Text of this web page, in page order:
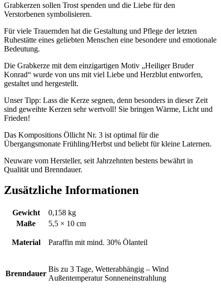
Grabkerzen sollen Trost spenden und die Liebe für den
Verstorbenen symbolisieren.
Für viele Trauernden hat die Gestaltung und Pflege der letzten
Ruhestätte eines geliebten Menschen eine besondere und emotionale
Bedeutung.
Die Grabkerze mit dem einzigartigen Motiv „Heiliger Bruder
Konrad“ wurde von uns mit viel Liebe und Herzblut entworfen,
gestaltet und hergestellt.
Unser Tipp: Lass die Kerze segnen, denn besonders in dieser Zeit
sind geweihte Kerzen sehr wertvoll! Sie bringen Wärme, Licht und
Frieden!
Das Kompositions Öllicht Nr. 3 ist optimal für die
Übergangsmonate Frühling/Herbst und beliebt für kleine Laternen.
Neuware vom Hersteller, seit Jahrzehnten bestens bewährt in
Qualität und Brenndauer.
Zusätzliche Informationen
Gewicht
0,158 kg
Maße
5,5 × 10 cm
Material Paraffin mit mind. 30% Ölanteil
Brenndauer
Bis zu 3 Tage, Wetterabhängig – Wind
Außentemperatur Sonneneinstrahlung